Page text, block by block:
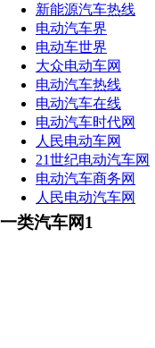
新能源汽车热线
电动汽车界
电动车世界
大众电动车网
电动汽车热线
电动汽车在线
电动汽车时代网
人民电动车网
21世纪电动汽车网
电动汽车商务网
人民电动汽车网
一类汽车网1